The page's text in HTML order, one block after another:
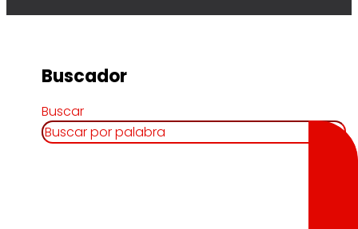
Buscador
Buscar